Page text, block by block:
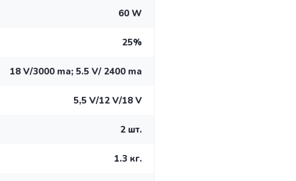
60 W
25%
18 V/3000 ma; 5.5 V/ 2400 ma
5,5 V/12 V/18 V
2 шт.
1.3 кг.